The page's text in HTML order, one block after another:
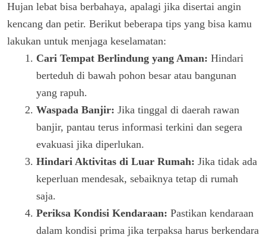
Hujan lebat bisa berbahaya, apalagi jika disertai angin
kencang dan petir. Berikut beberapa tips yang bisa kamu
lakukan untuk menjaga keselamatan:
Cari Tempat Berlindung yang Aman: Hindari
berteduh di bawah pohon besar atau bangunan
yang rapuh.
Waspada Banjir: Jika tinggal di daerah rawan
banjir, pantau terus informasi terkini dan segera
evakuasi jika diperlukan.
Hindari Aktivitas di Luar Rumah: Jika tidak ada
keperluan mendesak, sebaiknya tetap di rumah
saja.
Periksa Kondisi Kendaraan: Pastikan kendaraan
dalam kondisi prima jika terpaksa harus berkendara